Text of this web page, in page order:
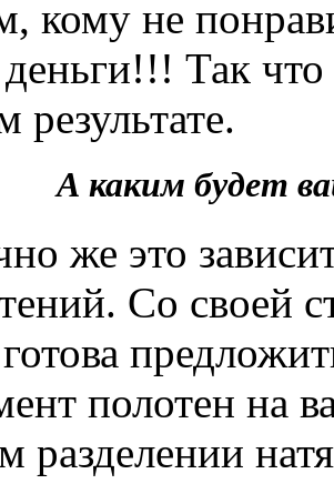
кому не
Так
результате.
А каким будет
же это
Со своей
полотен на
разделении